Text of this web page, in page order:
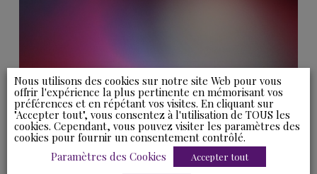
Nous utilisons des cookies sur notre site Web pour vous
offrir l'expérience la plus pertinente en mémorisant vos
préférences et en répétant vos visites. En cliquant sur
"Accepter tout", vous consentez à l'utilisation de TOUS les
cookies. Cependant, vous pouvez visiter les paramètres des
cookies pour fournir un consentement contrôlé.
Paramètres des Cookies
Accepter tout